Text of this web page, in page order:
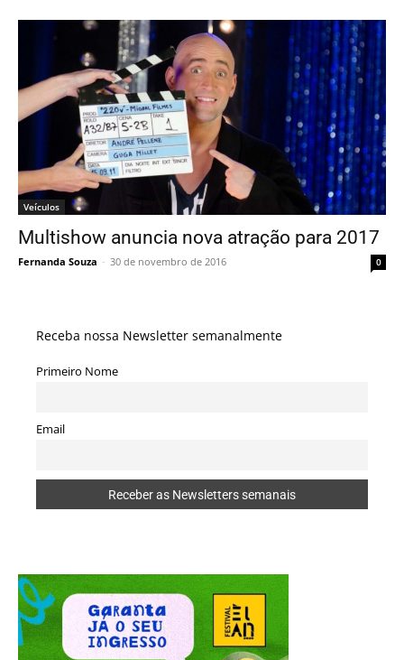
Veículos
Multishow anuncia nova atração para 2017
Fernanda Souza - 30 de novembro de 2016 0
Receba nossa Newsletter semanalmente
Primeiro Nome
Email